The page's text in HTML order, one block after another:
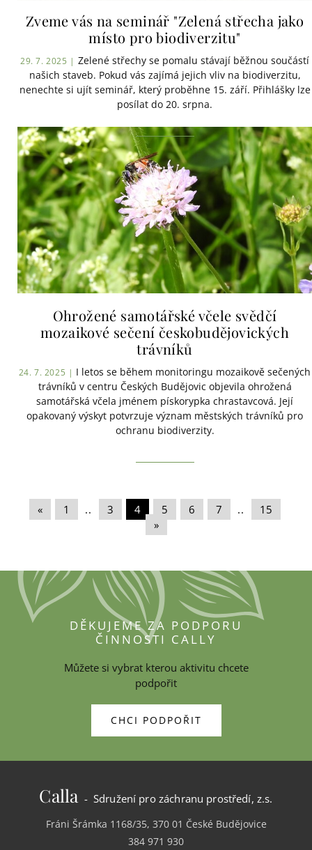
Zveme vás na seminář "Zelená střecha jako
místo pro biodiverzitu"
29. 7. 2025 | Zelené střechy se pomalu stávají běžnou součástí
našich staveb. Pokud vás zajímá jejich vliv na biodiverzitu,
nenechte si ujít seminář, který proběhne 15. září. Přihlášky lze
posílat do 20. srpna.
Ohrožené samotářské včele svědčí
mozaikové sečení českobudějovických
trávníků
24. 7. 2025 | I letos se během monitoringu mozaikově sečených
trávníků v centru Českých Budějovic objevila ohrožená
samotářská včela jménem pískorypka chrastavcová. Její
opakovaný výskyt potvrzuje význam městských trávníků pro
ochranu biodiverzity.
« 1 .. 3 4 5 6 7 .. 15
»
DĚKUJEME ZA PODPORU
ČINNOSTI CALLY
Můžete si vybrat kterou aktivitu chcete
podpořit
CHCI PODPOŘIT
Calla - Sdružení pro záchranu prostředí, z.s.
Fráni Šrámka 1168/35, 370 01 České Budějovice
384 971 930